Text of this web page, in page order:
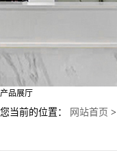
产品展厅
您当前的位置： 网站首页 >